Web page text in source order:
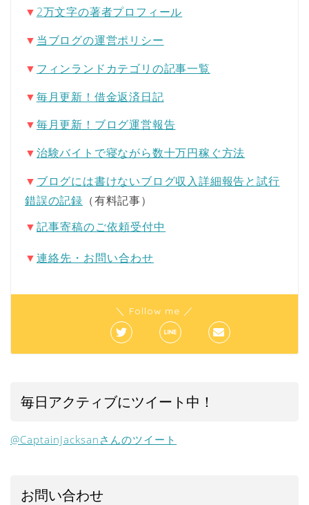
▼ 2万文字の著者プロフィール
▼ 当ブログの運営ポリシー
▼ フィンランドカテゴリの記事一覧
▼毎月更新！借金返済日記
▼毎月更新！ブログ運営報告
▼治験バイトで寝ながら数十万円稼ぐ方法
▼ ブログには書けないブログ収入詳細報告と試行
錯誤の記録 （有料記事）
▼記事寄稿のご依頼受付中
▼連絡先・お問い合わせ
＼ Follow me ／
毎日アクティブにツイート中！
@CaptainJacksanさんのツイート
お問い合わせ